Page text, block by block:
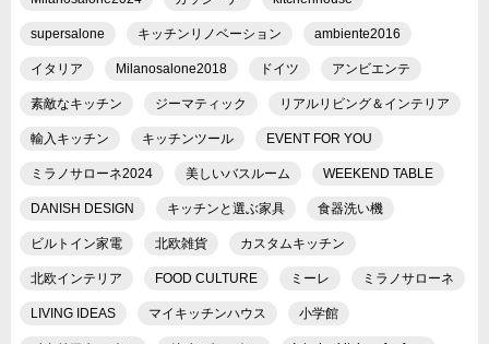
supersalone キッチンリノベーション ambiente2016
イタリア Milanosalone2018 ドイツ アンビエンテ
素敵なキッチン ジーマティック リアルリビング＆インテリア
輸入キッチン キッチンツール EVENT FOR YOU
ミラノサローネ2024 美しいバスルーム WEEKEND TABLE
DANISH DESIGN キッチンと選ぶ家具 食器洗い機
ビルトイン家電 北欧雑貨 カスタムキッチン
北欧インテリア FOOD CULTURE ミーレ ミラノサローネ
LIVING IDEAS マイキッチンハウス 小学館